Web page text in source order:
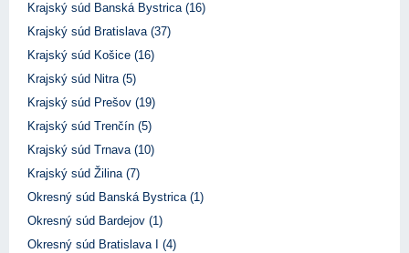
Krajský súd Banská Bystrica (16)
Krajský súd Bratislava (37)
Krajský súd Košice (16)
Krajský súd Nitra (5)
Krajský súd Prešov (19)
Krajský súd Trenčín (5)
Krajský súd Trnava (10)
Krajský súd Žilina (7)
Okresný súd Banská Bystrica (1)
Okresný súd Bardejov (1)
Okresný súd Bratislava I (4)